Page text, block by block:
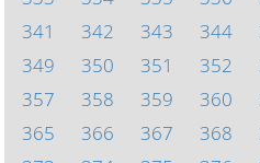
341
342 343 344
349
350 351 352
357
358 359 360
365
366 367 368